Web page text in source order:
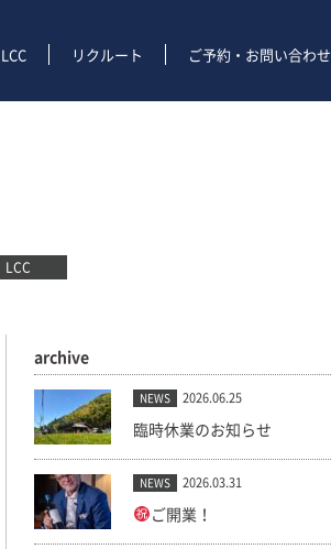
LCC リクルート ご予約・お問い合わせ
LCC
archive
NEWS 2026.06.25
臨時休業のお知らせ
NEWS 2026.03.31
ご開業！